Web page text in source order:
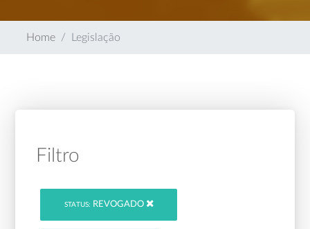
Home Legislação
Filtro
STATUS: REVOGADO